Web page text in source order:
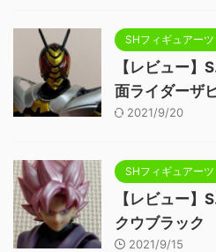
SHフィギュアー
【レビュー
面ライダーザ
2021/9/20
SHフィギュアー
【レビュー
クウブラック
2021/9/15